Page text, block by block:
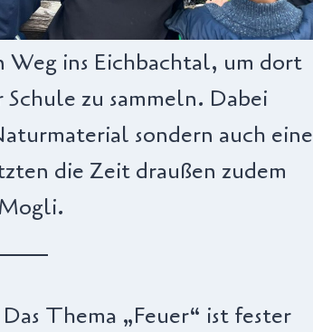
Weg ins Eichbachtal, um dort
zu sammeln. Dabei
sondern auch eine
die Zeit draußen zudem
Das Thema „Feuer“ ist fester